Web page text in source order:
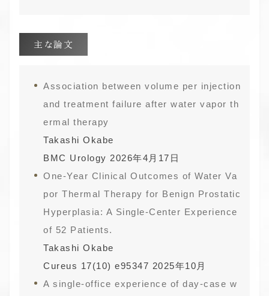
主な論文
Association between volume per injection
and treatment failure after water vapor th
ermal therapy
Takashi Okabe
BMC Urology 2026年4月17日
One-Year Clinical Outcomes of Water Va
por Thermal Therapy for Benign Prostatic
Hyperplasia: A Single-Center Experience
of 52 Patients.
Takashi Okabe
Cureus 17(10) e95347 2025年10月
A single‑office experience of day‑case w